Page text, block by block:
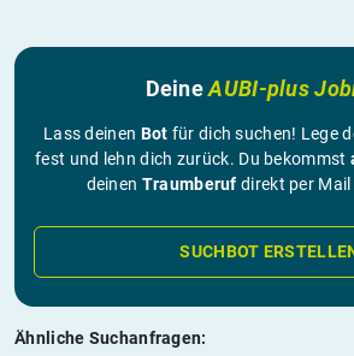
DeineAUBI-plus
Lass deinen Bot für dich suchen! Lege
fest und lehn dich zurück. Du bekommst
deinen Traumberuf direkt per
SUCHBOT
Ähnliche Suchanfragen: